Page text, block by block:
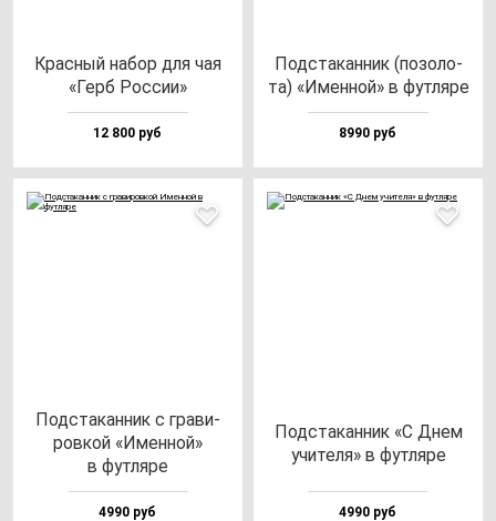
Крас­ный на­бор для чая
«Герб Рос­сии»
12 800 руб
Под­ста­кан­ник (по­зо­ло­
та) «Имен­ной» в фут­ля­ре
8990 руб
Под­ста­кан­ник с гра­ви­
ров­кой «Имен­ной»
в фут­ля­ре
4990 руб
Под­ста­кан­ник «С Днем
учи­те­ля» в фут­ля­ре
4990 руб